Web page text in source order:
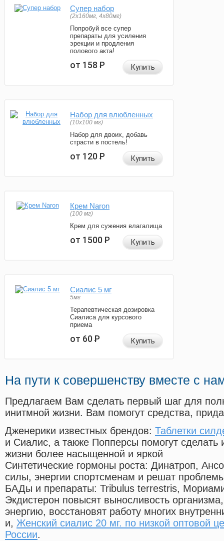
Супер набор
(2х160мг, 4х80мг)
Попробуй все супер
препараты для усиления
эрекции и продления
полового акта!
от 158Р Купить
Набор для влюбленных
(10х100 мг)
Набор для двоих, добавь
страсти в постель!
от 120Р Купить
Крем Naron
(100 мг)
Крем для сужения влагалища
от 1500Р Купить
Сиалис 5 мг
5мг
Терапевтическая дозировка
Сиалиса для курсового
приема
от 60Р Купить
На пути к совершенству вместе с
Предлагаем Вам сделать первый шаг для
инитмной жизни. Вам помогут средства,
Дженерики известных брендов: Таблетки
и Сиалис, а также Попперсы помогут
жизни более насыщенной и яркой
Синтетические гормоны роста: Динатроп,
силы, энергии спортсменам и решат
БАДы и препараты: Tribulus terrestris,
Экдистерон повысят выносливость
энергию, восстановят работу многих
и, Женский сиалис 20 мг. по низкой оптовой
России.